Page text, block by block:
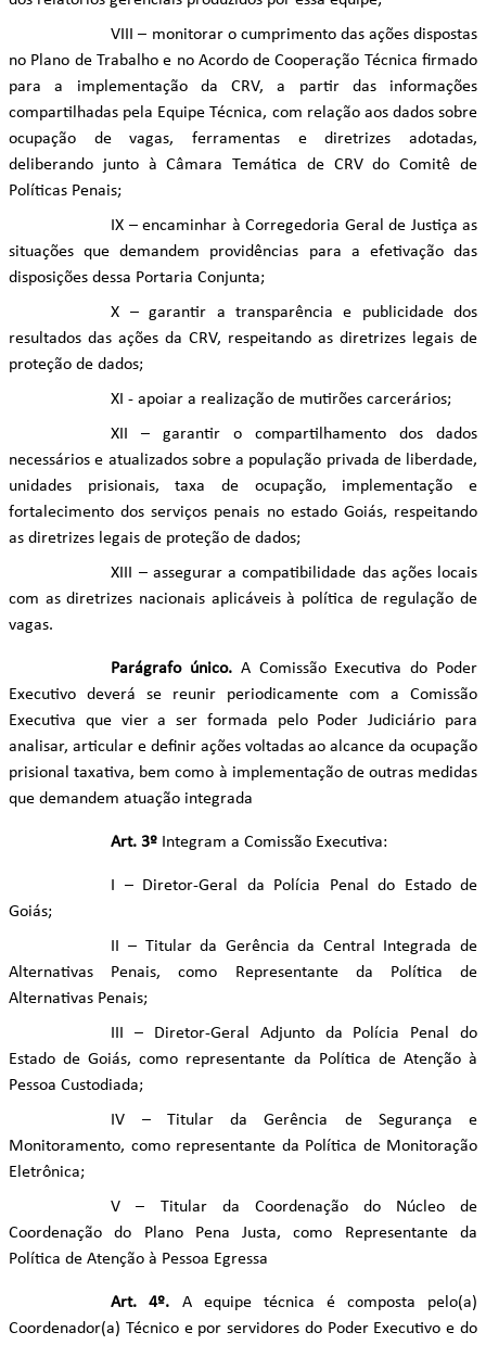
VIII – monitorar o cumprimento das ações dispostas
no Plano de Trabalho e no Acordo de Cooperação Técnica firmado
para a implementação da CRV, a partir das informações
compartilhadas pela Equipe Técnica, com relação aos dados sobre
ocupação de vagas, ferramentas e diretrizes adotadas,
deliberando junto à Câmara Temática de CRV do Comitê de
Políticas Penais;
IX – encaminhar à Corregedoria Geral de Justiça as
situações que demandem providências para a efetivação das
disposições dessa Portaria Conjunta;
X – garantir a transparência e publicidade dos
resultados das ações da CRV, respeitando as diretrizes legais de
proteção de dados;
XI - apoiar a realização de mutirões carcerários;
XII – garantir o compartilhamento dos dados
necessários e atualizados sobre a população privada de liberdade,
unidades prisionais, taxa de ocupação, implementação e
fortalecimento dos serviços penais no estado Goiás, respeitando
as diretrizes legais de proteção de dados;
XIII – assegurar a compatibilidade das ações locais
com as diretrizes nacionais aplicáveis à política de regulação de
vagas.
Parágrafo único. A Comissão Executiva do Poder
Executivo deverá se reunir periodicamente com a Comissão
Executiva que vier a ser formada pelo Poder Judiciário para
analisar, articular e definir ações voltadas ao alcance da ocupação
prisional taxativa, bem como à implementação de outras medidas
que demandem atuação integrada
Art. 3º Integram a Comissão Executiva:
I – Diretor-Geral da Polícia Penal do Estado de
Goiás;
II – Titular da Gerência da Central Integrada de
Alternativas Penais, como Representante da Política de
Alternativas Penais;
III – Diretor-Geral Adjunto da Polícia Penal do
Estado de Goiás, como representante da Política de Atenção à
Pessoa Custodiada;
IV – Titular da Gerência de Segurança e
Monitoramento, como representante da Política de Monitoração
Eletrônica;
V – Titular da Coordenação do Núcleo de
Coordenação do Plano Pena Justa, como Representante da
Política de Atenção à Pessoa Egressa
Art. 4º. A equipe técnica é composta pelo(a)
Coordenador(a) Técnico e por servidores do Poder Executivo e do